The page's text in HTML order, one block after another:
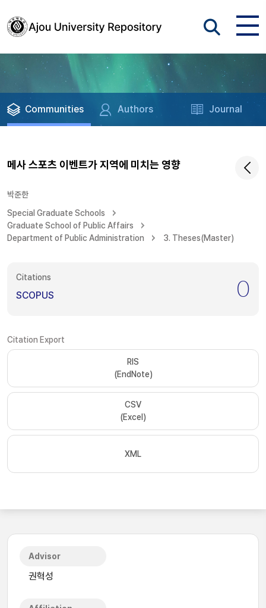
Communities Authors Journal
메사 스포츠 이벤트가 지역에 미치는 영향
박준한
Special Graduate Schools
Graduate School of Public Affairs
Department of Public Administration
3. Theses(Master)
Citations
SCOPUS 0
Citation Export
RIS
(EndNote)
CSV
(Excel)
XML
Advisor
권혁성